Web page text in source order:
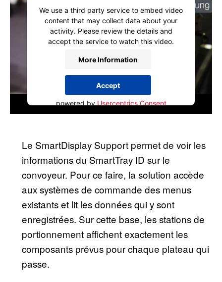
We use a third party service to embed video
content that may collect data about your
activity. Please review the details and
accept the service to watch this video.
More Information
Accept
powered byUsercentrics Consent
Management Platform
Le SmartDisplay Support permet de voir les
informations du SmartTray ID sur le
convoyeur. Pour ce faire, la solution accède
aux systèmes de commande des menus
existants et lit les données qui y sont
enregistrées. Sur cette base, les stations de
portionnement affichent exactement les
composants prévus pour chaque plateau qui
passe.